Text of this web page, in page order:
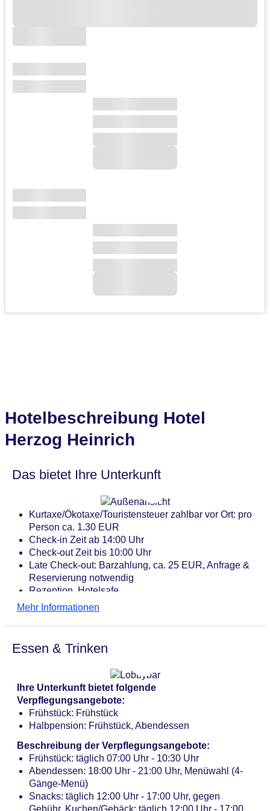
Hotelbeschreibung Hotel
Herzog Heinrich
Das bietet Ihre Unterkunft
Kurtaxe/Ökotaxe/Touristensteuer zahlbar vor Ort: pro
Person ca. 1.30 EUR
Check-in Zeit ab 14:00 Uhr
Check-out Zeit bis 10:00 Uhr
Late Check-out: Barzahlung, ca. 25 EUR, Anfrage &
Reservierung notwendig
Rezeption, Hotelsafe
Lift
Pools: 2
Pool „Indoor Pool“: beheizbar
Pool „Outdoor Pool“: Outdoor, beheizbar: Januar -
Whirlpool: im Wellnessbereich
Badetücher
Internet: WLAN/WiFi, im gesamten Hotel (Anlage):
ohne Gebühr
Wäscheservice: gegen Gebühr
Zahlungsarten: TUI Card / VISA, MasterCard, EC
Karte/Maestro
Haustier: Hund erlaubt: pro Tag ca. 10 EUR, Anfrage
& Reservierung notwendig
Parkmöglichkeiten: Parkplatz (nach Verfügbarkeit),
unbewacht: ohne Gebühr, Garage: pro Tag ca. 3
Mehr Informationen
Essen & Trinken
Ihre Unterkunft bietet folgende
Verpflegungsangebote:
Frühstück: Frühstück
Halbpension: Frühstück, Abendessen
Beschreibung der Verpflegungsangebote:
Frühstück: täglich 07:00 Uhr - 10:30 Uhr
Abendessen: 18:00 Uhr - 21:00 Uhr, Menüwahl (4-
Gänge-Menü)
Snacks: täglich 12:00 Uhr - 17:00 Uhr, gegen